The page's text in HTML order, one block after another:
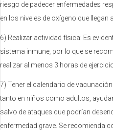
riesgo de padecer enfermedades
en los niveles de oxígeno que llegan
6) Realizar actividad física: Es
sistema inmune, por lo que se
realizar al menos 3 horas de
7) Tener el calendario de
tanto en niños como adultos,
salvo de ataques que podrían
enfermedad grave. Se recomienda